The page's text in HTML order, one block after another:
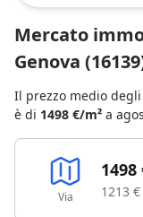
Mercato
Genova
Il prezzo medio degli
è di 1498 €/m² a
Via
1498
1213